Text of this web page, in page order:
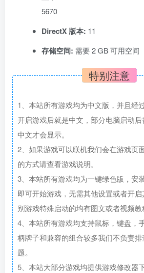
5670
DirectX 版本: 11
存储空间: 需要 2 GB 可用空间
特别注意
1、本站所有游戏均为中文版，并且经
开启游戏后就是中文，部分电脑启动
中文才会显示。
2、如果游戏可以联机我们会在游戏页
的方式请查看游戏说明。
3、本站所有游戏均为一键绿色版，安
即可开始游戏，无需其他设置或者开
别游戏特殊启动的均有图文或者视频教
4、本站所有游戏均支持鼠标，键盘，
柄牌子和兼容的组合较多我们不负责
题。
5、本站大部分游戏均提供游戏修改器